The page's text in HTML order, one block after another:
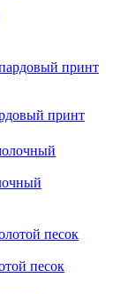
принт
песок